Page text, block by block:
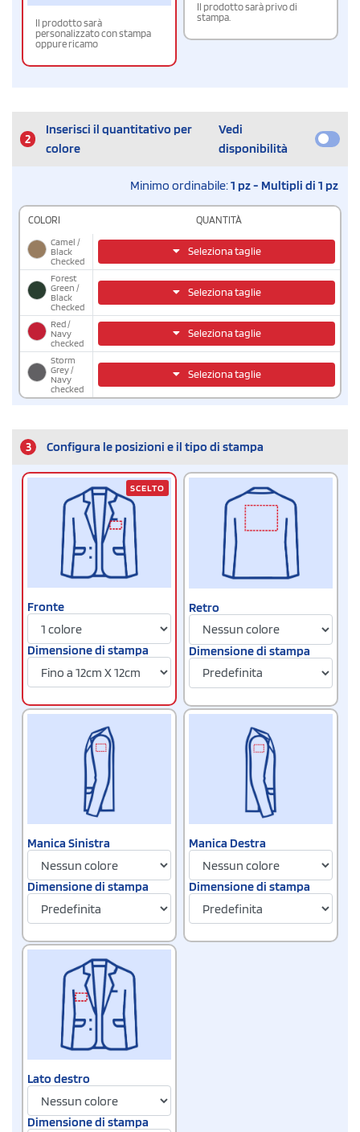
Il prodotto sarà
personalizzato con stampa
oppure ricamo
Il prodotto sarà privo di
stampa.
2
Inserisci il quantitativo per
colore
Vedi
disponibilità
Minimo ordinabile:1 pz - Multipli di 1 pz
COLORI
QUANTITÀ
Camel /
Black
Checked
Seleziona taglie
Forest
Green /
Black
Checked
Seleziona taglie
Red /
Navy
checked
Seleziona taglie
Storm
Grey /
Navy
checked
Seleziona taglie
3 Configura le posizioni e il tipo di stampa
Fronte
Dimensione di stampa
SCELTO
Retro
Dimensione di stampa
Manica Sinistra
Dimensione di stampa
Manica Destra
Dimensione di stampa
Lato destro
Dimensione di stampa